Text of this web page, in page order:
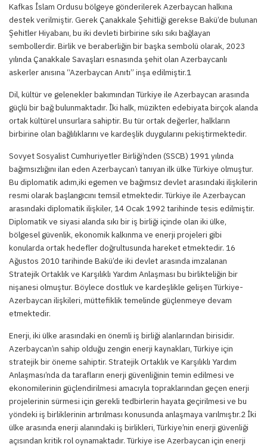
Kafkas İslam Ordusu bölgeye gönderilerek Azerbaycan halkına
destek verilmiştir. Gerek Çanakkale Şehitliği gerekse Bakü’de bulunan
Şehitler Hiyabanı, bu iki devleti birbirine sıkı sıkı bağlayan
sembollerdir. Birlik ve beraberliğin bir başka sembolü olarak, 2023
yılında Çanakkale Savaşları esnasında şehit olan Azerbaycanlı
askerler anısına “Azerbaycan Anıtı” inşa edilmiştir.1
Dil, kültür ve gelenekler bakımından Türkiye ile Azerbaycan arasında
güçlü bir bağ bulunmaktadır. İki halk, müzikten edebiyata birçok alanda
ortak kültürel unsurlara sahiptir. Bu tür ortak değerler, halkların
birbirine olan bağlılıklarını ve kardeşlik duygularını pekiştirmektedir.
Sovyet Sosyalist Cumhuriyetler Birliği’nden (SSCB) 1991 yılında
bağımsızlığını ilan eden Azerbaycan’ı tanıyan ilk ülke Türkiye olmuştur.
Bu diplomatik adım,iki egemen ve bağımsız devlet arasındaki ilişkilerin
resmi olarak başlangıcını temsil etmektedir. Türkiye ile Azerbaycan
arasındaki diplomatik ilişkiler, 14 Ocak 1992 tarihinde tesis edilmiştir.
Diplomatik ve siyasi alanda sıkı bir iş birliği içinde olan iki ülke,
bölgesel güvenlik, ekonomik kalkınma ve enerji projeleri gibi
konularda ortak hedefler doğrultusunda hareket etmektedir. 16
Ağustos 2010 tarihinde Bakü’de iki devlet arasında imzalanan
Stratejik Ortaklık ve Karşılıklı Yardım Anlaşması bu birlikteliğin bir
nişanesi olmuştur. Böylece dostluk ve kardeşlikle gelişen Türkiye-
Azerbaycan ilişkileri, müttefiklik temelinde güçlenmeye devam
etmektedir.
Enerji, iki ülke arasındaki en önemli iş birliği alanlarından birisidir.
Azerbaycan’ın sahip olduğu zengin enerji kaynakları, Türkiye için
stratejik bir öneme sahiptir. Stratejik Ortaklık ve Karşılıklı Yardım
Anlaşması’nda da tarafların enerji güvenliğinin temin edilmesi ve
ekonomilerinin güçlendirilmesi amacıyla topraklarından geçen enerji
projelerinin sürmesi için gerekli tedbirlerin hayata geçirilmesi ve bu
yöndeki iş birliklerinin artırılması konusunda anlaşmaya varılmıştır.2 İki
ülke arasında enerji alanındaki iş birlikleri, Türkiye’nin enerji güvenliği
açısından kritik rol oynamaktadır. Türkiye ise Azerbaycan için enerji